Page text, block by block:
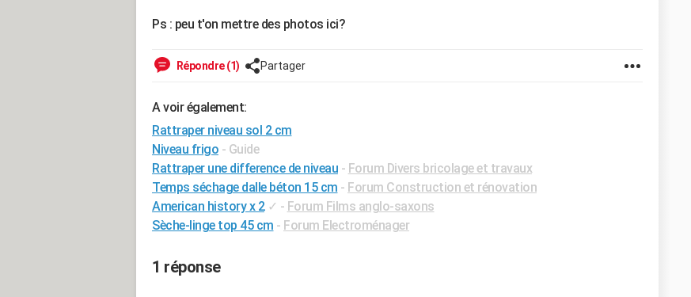
Ps : peu t'on mettre des photos ici?
Répondre (1) Partager
A voir également:
Rattraper niveau sol 2 cm
Niveau frigo - Guide
Rattraper une difference de niveau - Forum Divers bricolage et travaux
Temps séchage dalle béton 15 cm - Forum Construction et rénovation
American history x 2 ✓ - Forum Films anglo-saxons
Sèche-linge top 45 cm - Forum Electroménager
1 réponse